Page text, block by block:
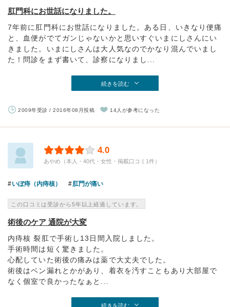
肛門科にお世話になりました。
7年前に肛門科にお世話になりました。ある日、いきなり便痛
と、血便がでてガンじゃないかと思いすぐいまにしさんにい
きました。いまにしさんは大人気なのでかなり混んでいまし
た！問診をまず書いて、診察になりまし...
続きを読む
2009年受診 / 2016年08月投稿 14人が参考になった
4.0
あやめ（本人・40代・女性・掲載口コミ1件）
いぼ痔（内痔核） 肛門が痛い
この口コミは受診から5年以上経過しています。
術後のケア 通院が大変
内痔核 裂肛で手術し13日間入院しました。
手術時間は短く驚きました。
心配していた術後の痛みは薬で大丈夫でした。
術後はベン漏れとかがあり、着衣を汚すこともあり大部屋で
なく個室で良かったなぁと...
続きを読む